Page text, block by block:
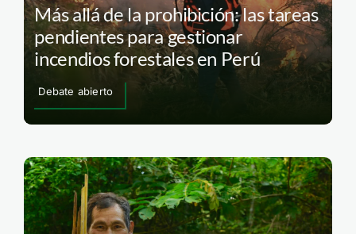
Más allá de la prohibición: las tareas
pendientes para gestionar
incendios forestales en Perú
Debate abierto